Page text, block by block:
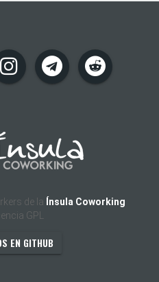
de la Ínsula Coworking
GPL
EN GITHUB